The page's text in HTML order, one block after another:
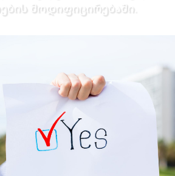
მოდიფიცირებაში.